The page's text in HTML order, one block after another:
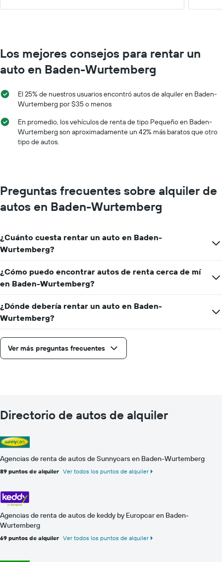
Los mejores consejos para rentar un
auto en Baden-Wurtemberg
El 25% de nuestros usuarios encontró autos de alquiler en Baden-
Wurtemberg por $35 o menos
En promedio, los vehículos de renta de tipo Pequeño en Baden-
Wurtemberg son aproximadamente un 42% más baratos que otro
tipo de autos.
Preguntas frecuentes sobre alquiler de
autos en Baden-Wurtemberg
¿Cuánto cuesta rentar un auto en Baden-
Wurtemberg?
¿Cómo puedo encontrar autos de renta cerca de mí
en Baden-Wurtemberg?
¿Dónde debería rentar un auto en Baden-
Wurtemberg?
Ver más preguntas frecuentes
Directorio de autos de alquiler
Agencias de renta de autos de Sunnycars en Baden-Wurtemberg
89 puntos de alquiler Ver todos los puntos de alquiler
Agencias de renta de autos de keddy by Europcar en Baden-
Wurtemberg
69 puntos de alquiler Ver todos los puntos de alquiler